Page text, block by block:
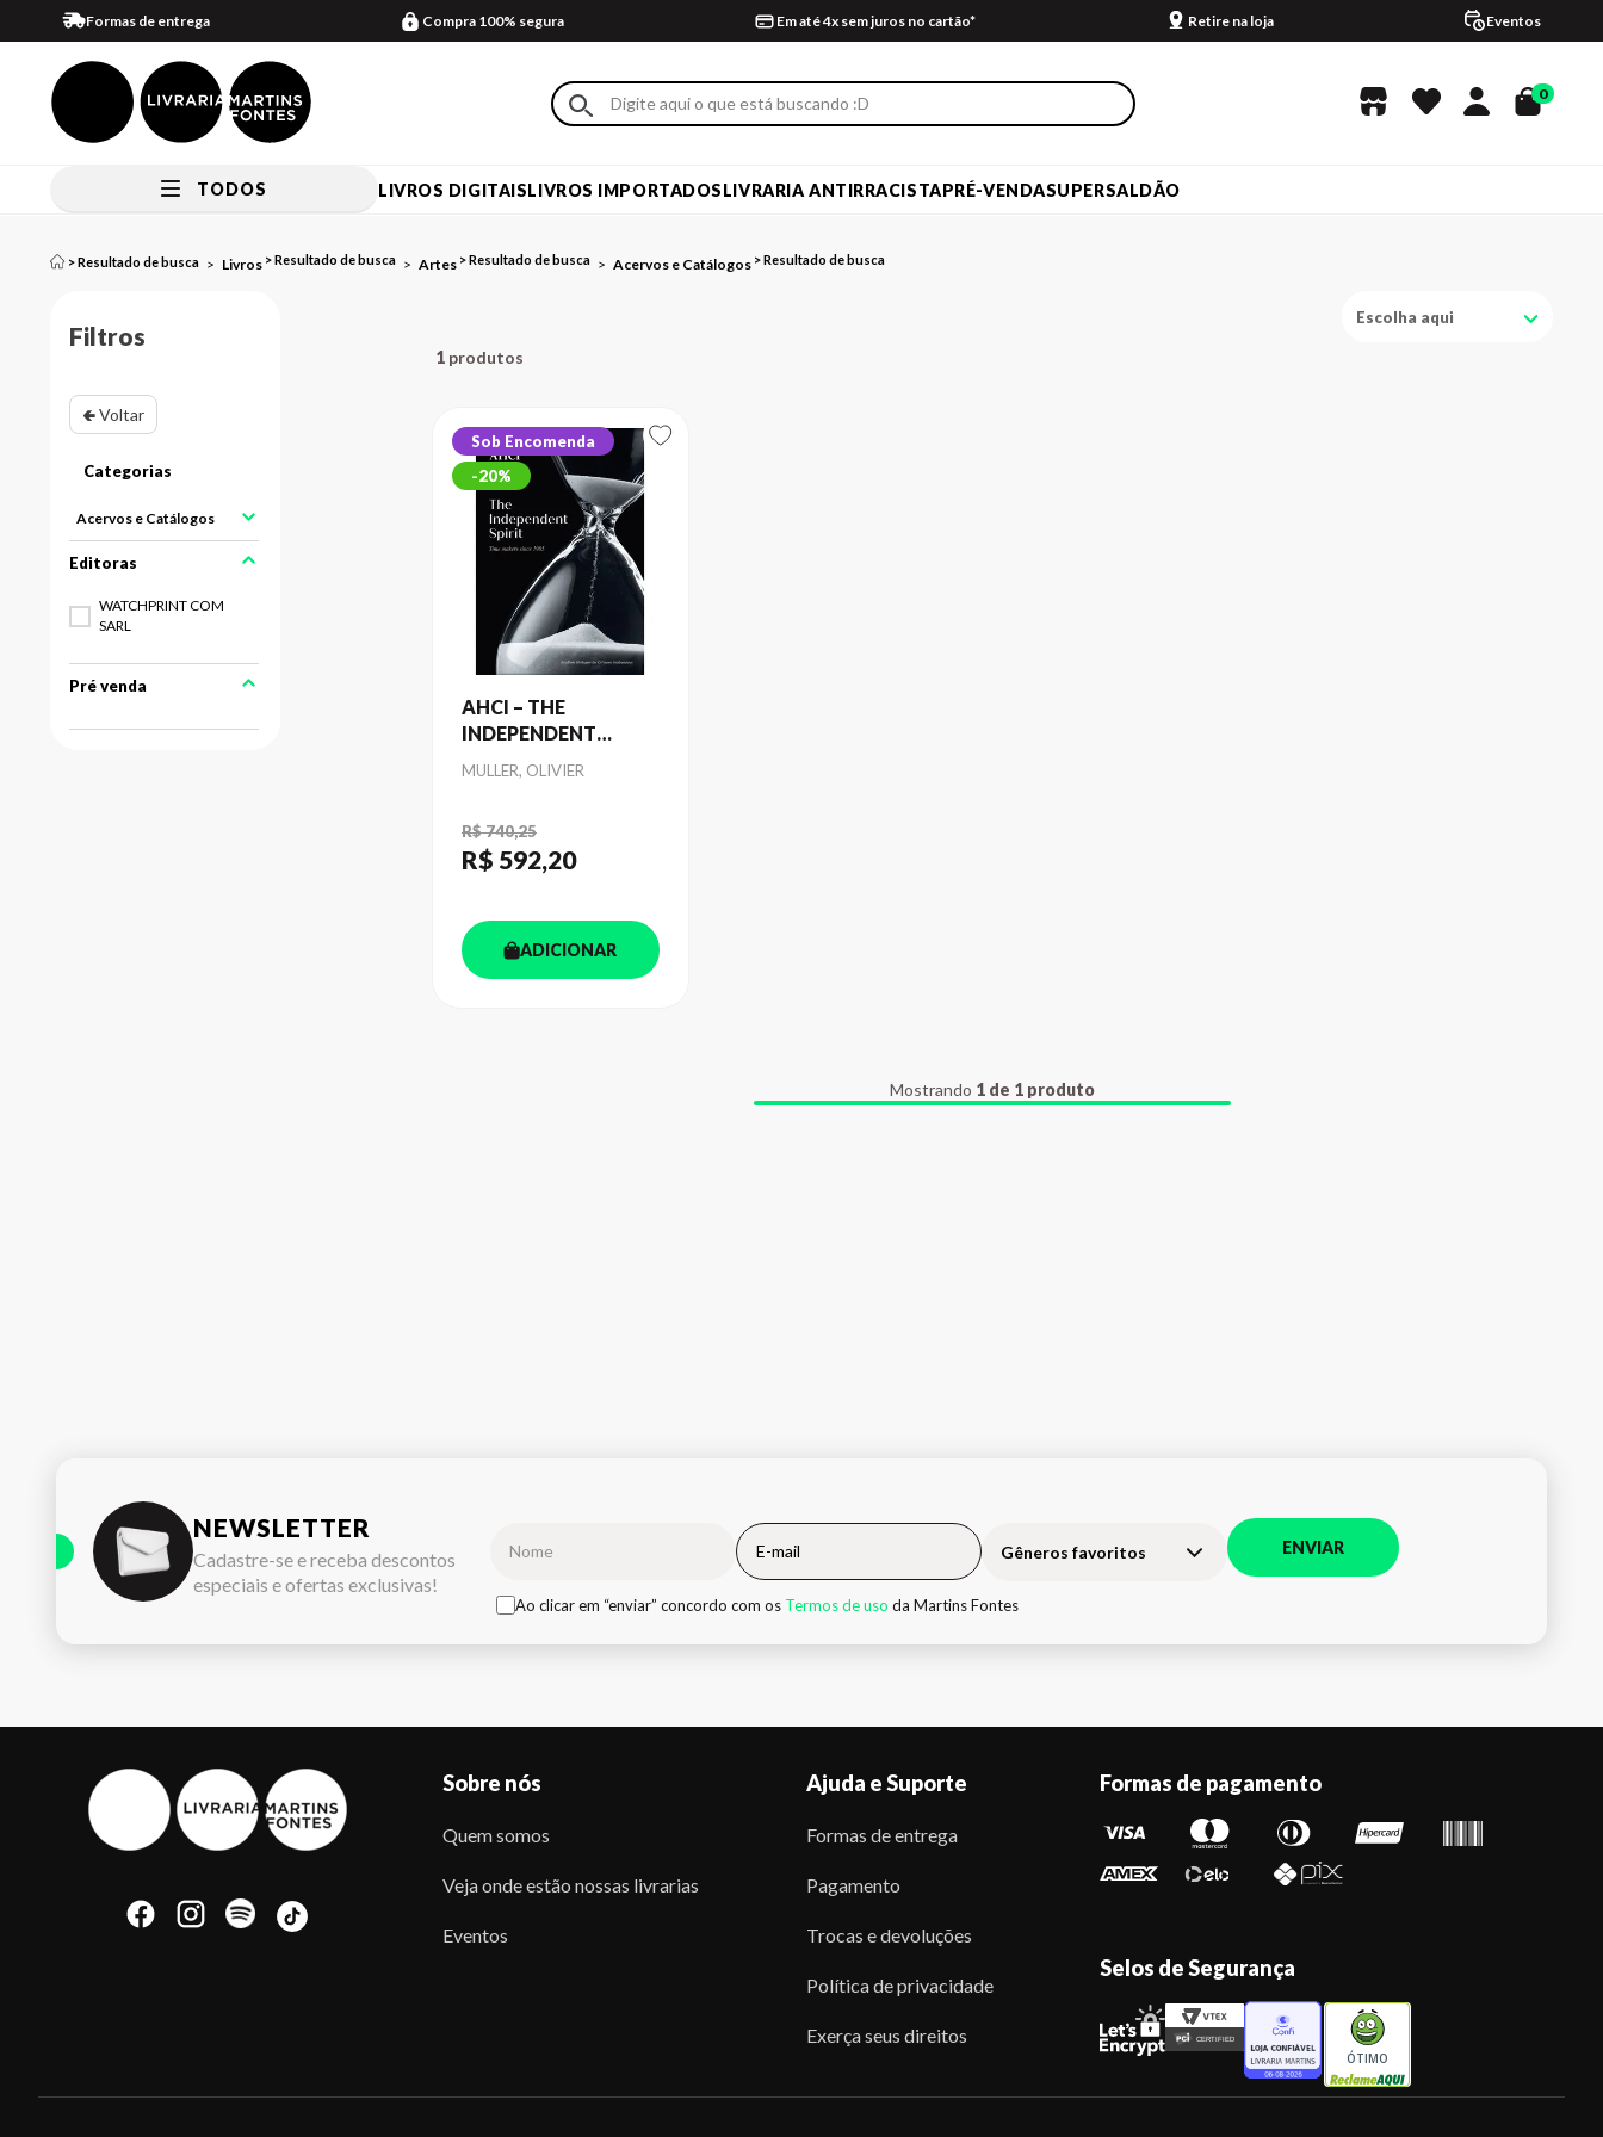
Formas de entrega Compra 100% segura Em até 4x sem juros no cartão* Retire na loja Eventos
0
TODOS LIVROS DIGITAISLIVROS IMPORTADOSLIVRARIA ANTIRRACISTAPRÉ-VENDASUPERSALDÃO
Livros Artes Acervos e Catálogos
Filtros
🢀 Voltar
Acervos e Catálogos
WATCHPRINT COM
SARL
Pré venda
Escolha aqui
1
Sob Encomenda
20%
AHCI – THE
INDEPENDENT
SPIRIT
Autor
MULLER, OLIVIER
R$ 740,25
R$ 592,20
ADICIONAR
Mostrando 1 de 1 produto
NEWSLETTER
Cadastre-se e receba descontos
especiais e ofertas exclusivas!
Gêneros favoritos ENVIAR
Ao clicar em “enviar” concordo com os Termos de uso da Martins Fontes
Sobre nós
Quem somos
Veja onde estão nossas livrarias
Eventos
Ajuda e Suporte
Formas de entrega
Pagamento
Trocas e devoluções
Política de privacidade
Exerça seus direitos
Formas de pagamento
Selos de Segurança
ÓTIMO